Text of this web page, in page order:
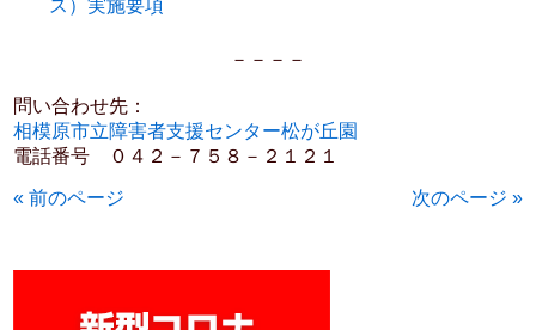
ス）実施要項
－－－－
問い合わせ先：
相模原市立障害者支援センター松が丘園
電話番号 ０４２－７５８－２１２１
« 前のページ 次のページ »